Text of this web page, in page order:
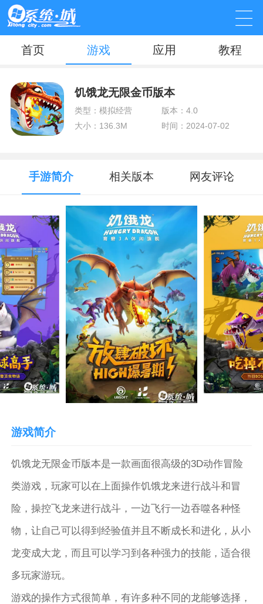
首页 游戏 应用 教程
饥饿龙无限金币版本
类型：模拟经营
版本：4.0
大小：136.3M
时间：2024-07-02
手游简介 相关版本 网友评论
游戏简介
饥饿龙无限金币版本是一款画面很高级的3D动作冒险
类游戏，玩家可以在上面操作饥饿龙来进行战斗和冒
险，操控飞龙来进行战斗，一边飞行一边吞噬各种怪
物，让自己可以得到经验值并且不断成长和进化，从小
龙变成大龙，而且可以学习到各种强力的技能，适合很
多玩家游玩。
游戏的操作方式很简单，有许多种不同的龙能够选择，